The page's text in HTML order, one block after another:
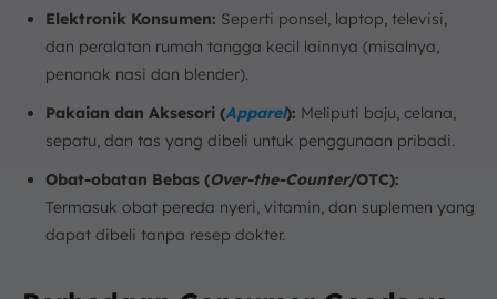
Elektronik Konsumen: Seperti ponsel, laptop, televisi,
dan peralatan rumah tangga kecil lainnya (misalnya,
penanak nasi dan blender).
Pakaian dan Aksesori (Apparel): Meliputi baju, celana,
sepatu, dan tas yang dibeli untuk penggunaan pribadi.
Obat-obatan Bebas (Over-the-Counter/OTC):
Termasuk obat pereda nyeri, vitamin, dan suplemen yang
dapat dibeli tanpa resep dokter.